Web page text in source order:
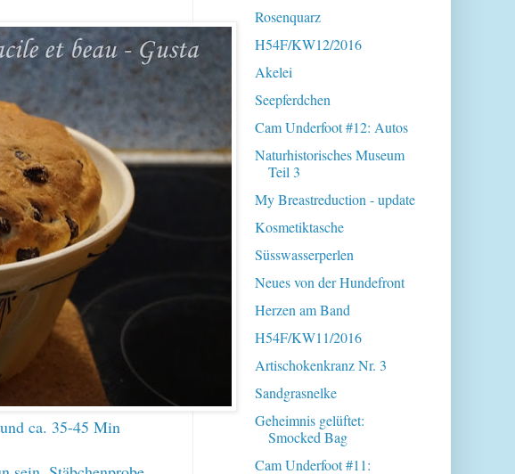
ca. 35-45 Min
Rosenquarz
H54F/KW12/2016
Akelei
Seepferdchen
Cam Underfoot #12: Autos
Naturhistorisches Museum
Teil 3
My Breastreduction - update
Kosmetiktasche
Süsswasserperlen
Neues von der Hundefront
Herzen am Band
H54F/KW11/2016
Artischokenkranz Nr. 3
Sandgrasnelke
Geheimnis gelüftet:
Smocked Bag
Cam Underfoot #11: